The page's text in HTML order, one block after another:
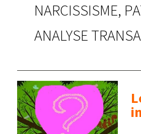
NARCISSISME,
ANALYSE